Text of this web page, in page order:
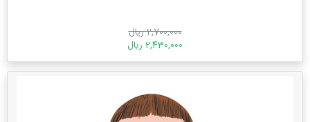
2,700,000 ریال
2,430,000 ریال